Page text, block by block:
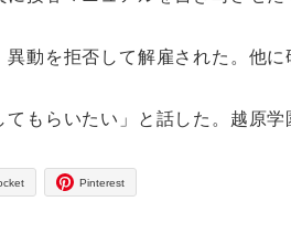
動を拒否して解雇された。他
もらいたい」と話した。越原
Pinterest